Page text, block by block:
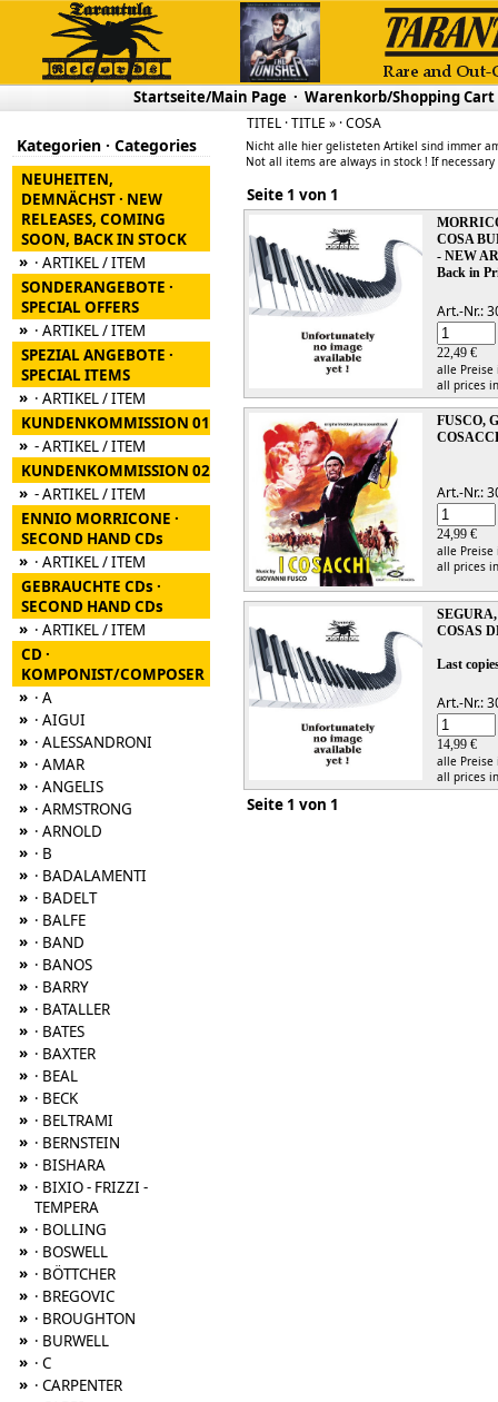
Startseite/Main Page · Warenkorb/Shopping Cart
Kategorien · Categories
NEUHEITEN,
DEMNÄCHST · NEW
RELEASES, COMING
SOON, BACK IN STOCK
» · ARTIKEL / ITEM
SONDERANGEBOTE ·
SPECIAL OFFERS
» · ARTIKEL / ITEM
SPEZIAL ANGEBOTE ·
SPECIAL ITEMS
» · ARTIKEL / ITEM
KUNDENKOMMISSION 01
» - ARTIKEL / ITEM
KUNDENKOMMISSION 02
» - ARTIKEL / ITEM
ENNIO MORRICONE ·
SECOND HAND CDs
» · ARTIKEL / ITEM
GEBRAUCHTE CDs ·
SECOND HAND CDs
» · ARTIKEL / ITEM
CD ·
KOMPONIST/COMPOSER
» · A
» · AIGUI
» · ALESSANDRONI
» · AMAR
» · ANGELIS
» · ARMSTRONG
» · ARNOLD
» · B
» · BADALAMENTI
» · BADELT
» · BALFE
» · BAND
» · BANOS
» · BARRY
» · BATALLER
» · BATES
» · BAXTER
» · BEAL
» · BECK
» · BELTRAMI
» · BERNSTEIN
» · BISHARA
» · BIXIO - FRIZZI -
TEMPERA
» · BOLLING
» · BOSWELL
» · BÖTTCHER
» · BREGOVIC
» · BROUGHTON
» · BURWELL
» · C
» · CARPENTER
TITEL · TITLE » · COSA
Nicht alle hier gelisteten Artikel sind immer
Not all items are always in stock ! If
Seite 1 von 1
COSA
- NEW
Back in
Art.-Nr.:
22,49 €
alle
all prices
FUSCO,
Art.-Nr.:
24,99 €
alle
all prices
COSAS
Last
Art.-Nr.:
14,99 €
alle
all prices
Seite 1 von 1